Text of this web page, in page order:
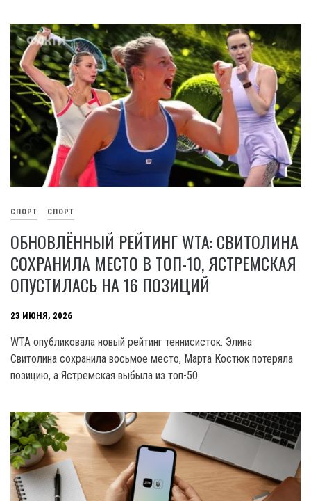
СПОРТ СПОРТ
ОБНОВЛЁННЫЙ РЕЙТИНГ WTA: СВИТОЛИНА
СОХРАНИЛА МЕСТО В ТОП-10, ЯСТРЕМСКАЯ
ОПУСТИЛАСЬ НА 16 ПОЗИЦИЙ
23 ИЮНЯ, 2026
WTA опубликовала новый рейтинг теннисисток. Элина
Свитолина сохранила восьмое место, Марта Костюк потеряла
позицию, а Ястремская выбыла из топ-50.